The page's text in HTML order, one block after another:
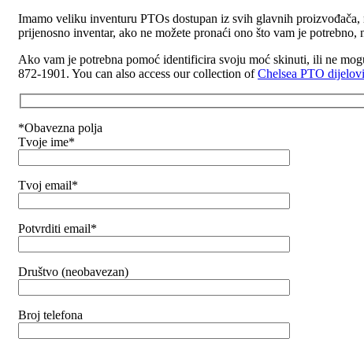
Imamo veliku inventuru PTOs dostupan iz svih glavnih
prijenosno inventar, ako ne možete pronaći ono što vam je potrebno,
Ako vam je potrebna pomoć identificira svoju moć skinuti, ili ne
872-1901. You can also access our collection of Chelsea PTO
*Obavezna polja
Tvoje ime*
Tvoj email*
Potvrditi email*
Društvo (neobavezan)
Broj telefona